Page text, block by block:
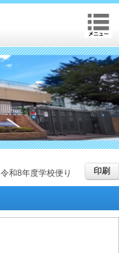
令和8年度学校便り 印刷